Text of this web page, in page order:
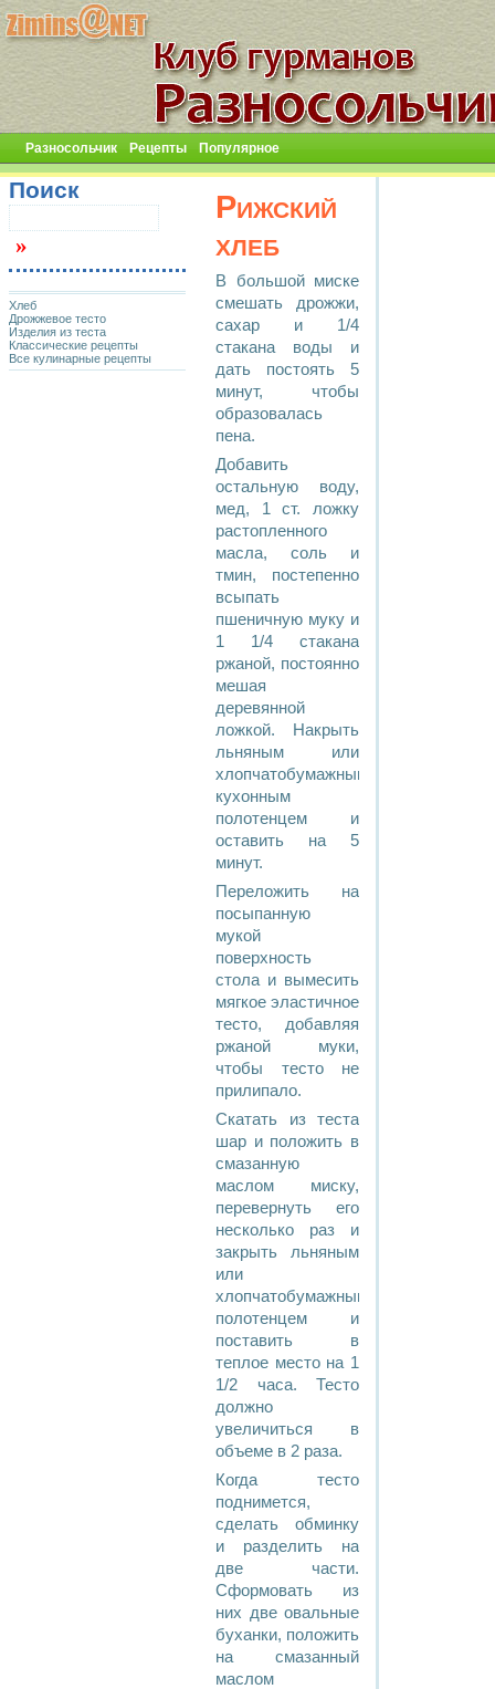
Разносольчик Рецепты Популярное
Рижский
хлеб
В большой миске
смешать дрожжи,
сахар и 1/4
стакана воды и
дать постоять 5
минут, чтобы
образовалась
пена.
Добавить
остальную воду,
мед, 1 ст. ложку
растопленного
масла, соль и
тмин, постепенно
всыпать
пшеничную муку и
1 1/4 стакана
ржаной, постоянно
мешая
деревянной
ложкой. Накрыть
льняным или
хлопчатобумажным
кухонным
полотенцем и
оставить на 5
минут.
Переложить на
посыпанную
мукой
поверхность
стола и вымесить
мягкое эластичное
тесто, добавляя
ржаной муки,
чтобы тесто не
прилипало.
Скатать из теста
шар и положить в
смазанную
маслом миску,
перевернуть его
несколько раз и
закрыть льняным
или
хлопчатобумажным
полотенцем и
поставить в
теплое место на 1
1/2 часа. Тесто
должно
увеличиться в
объеме в 2 раза.
Когда тесто
поднимется,
сделать обминку
и разделить на
две части.
Сформовать из
них две овальные
буханки, положить
на смазанный
маслом
Поиск
Хлеб
Дрожжевое тесто
Изделия из теста
Классические рецепты
Все кулинарные рецепты